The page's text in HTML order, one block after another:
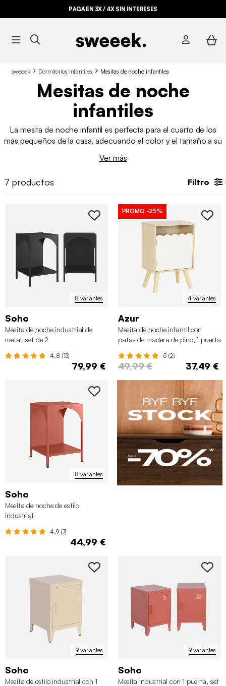
PAGA EN 3X / 4X SIN INTERESES
sweeek Dormitorios infantiles Mesitas de noche infantiles
Mesitas de noche
infantiles
La mesita de noche infantil es perfecta para el cuarto de los
más pequeños de la casa, adecuando el color y el tamaño a su
pertenencias a mano por la noche, ya sea la lámpara de
nuestros diferentes modelos de mesitas de noche que
Ver más
7 productos Filtro
8 variantes
Soho
Mesita de noche industrial de
metal, set de 2
4.8 (13)
79,99 €
4 variantes
PROMO -25%
Azur
Mesita de noche infantil con
patas de madera de pino, 1 puerta
5 (2)
49,99 € 37,49 €
8 variantes
Soho
Mesita de noche de estilo
industrial
4.9 (7)
44,99 €
9 variantes
Soho
Mesita de estilo industrial con 1
9 variantes
Soho
Mesita industrial con 1 puerta, set